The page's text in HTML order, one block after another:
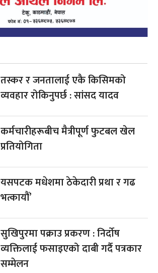
तस्कर र जनतालाई एकै किसिमको
व्यवहार रोकिनुपर्छ : सांसद यादव
कर्मचारीहरूबीच मैत्रीपूर्ण फुटबल खेल
प्रतियोगिता
यसपटक मधेशमा ठेकेदारी प्रथा र गढ
भत्कायौं’
सुखिपुरमा पक्राउ प्रकरण : निर्दोष
व्यक्तिलाई फसाइएको दाबी गर्दै पत्रकार
सम्मेलन